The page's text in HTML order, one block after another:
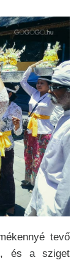
tevő
és a sziget